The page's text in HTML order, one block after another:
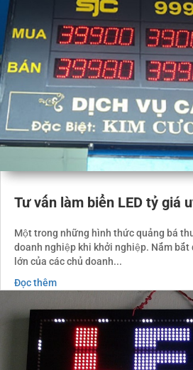
Tư vấn làm biển LED tỷ giá
Một trong những hình thức quảng bá
doanh nghiệp khi khởi nghiệp. Nắm bắt
lớn của các chủ doanh...
Đọc thêm